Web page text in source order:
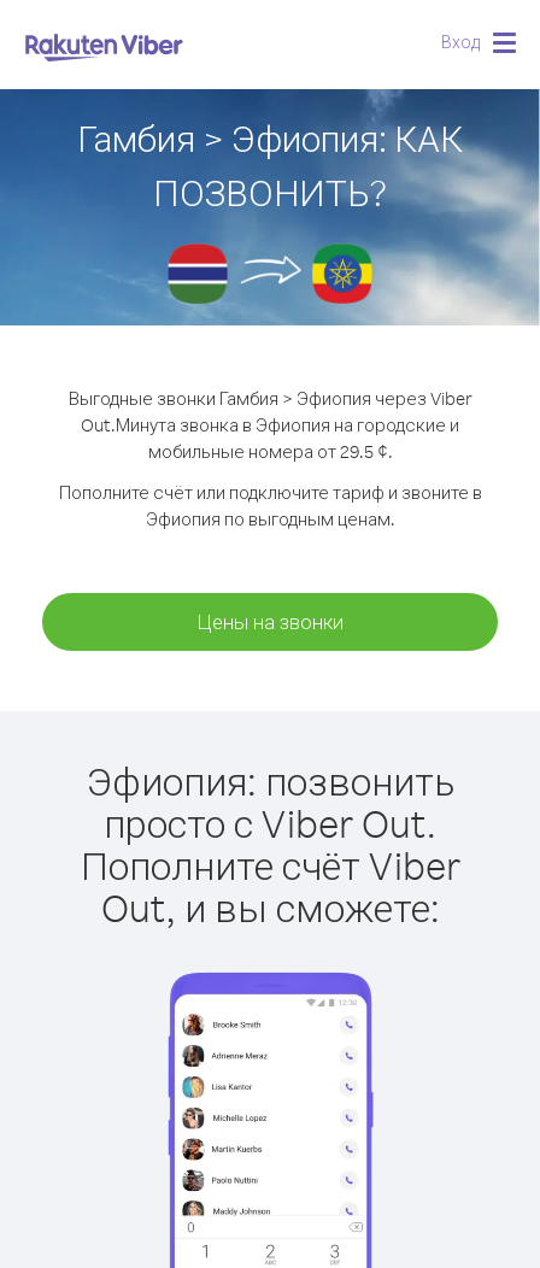
Вход
Гамбия > Эфиопия: КАК
ПОЗВОНИТЬ?
Выгодные звонки Гамбия > Эфиопия через Viber
Out.Минута звонка в Эфиопия на городские и
мобильные номера от 29.5 ¢.
Пополните счёт или подключите тариф и звоните в
Эфиопия по выгодным ценам.
Цены на звонки
Эфиопия: позвонить
просто с Viber Out.
Пополните счёт Viber
Out, и вы сможете: